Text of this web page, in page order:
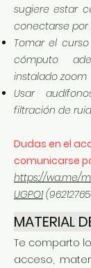
sugiere estar
conectarse
Tomar el
cómputo
instalado zoom
Usar
filtración de
Dudas en el
comunicarse
https://wa.me/
UGPO1
MATERIAL
Te comparto
acceso,